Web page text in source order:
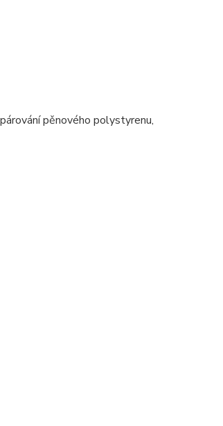
pěnového polystyrenu,